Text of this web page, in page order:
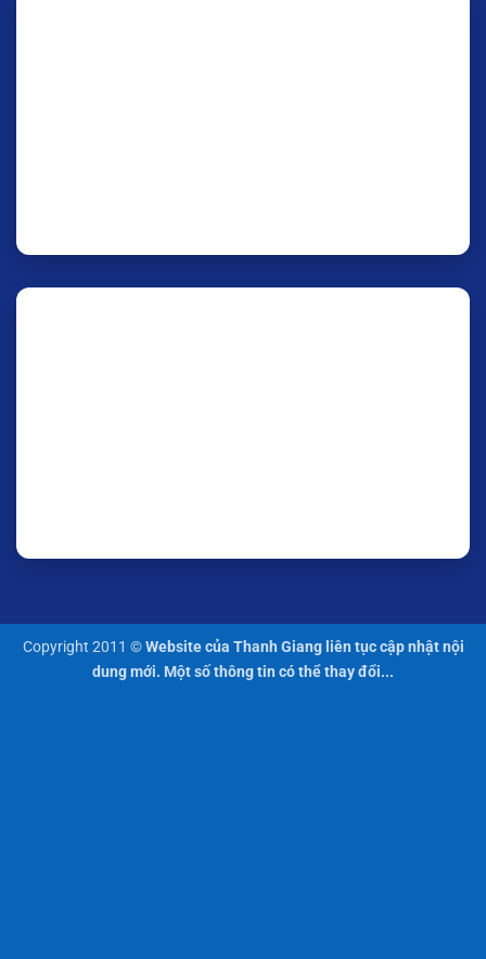
Copyright 2011 ©Website của Thanh Giang liên tục cập nhật nội
dung mới. Một số thông tin có thể thay đổi...